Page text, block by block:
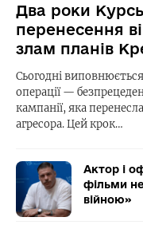
Два роки
перенесення
злам планів
Сьогодні
операції —
кампанії, яка
агресора. Цей крок…
Актор і
фільми
війною»